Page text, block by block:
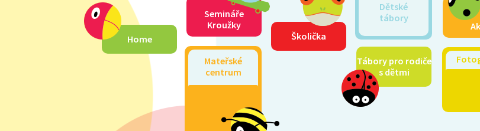
Home
Semináře
Kroužky
Mateřské
centrum
Školička
Dětské
tábory
Tábory pro rodiče
s dětmi